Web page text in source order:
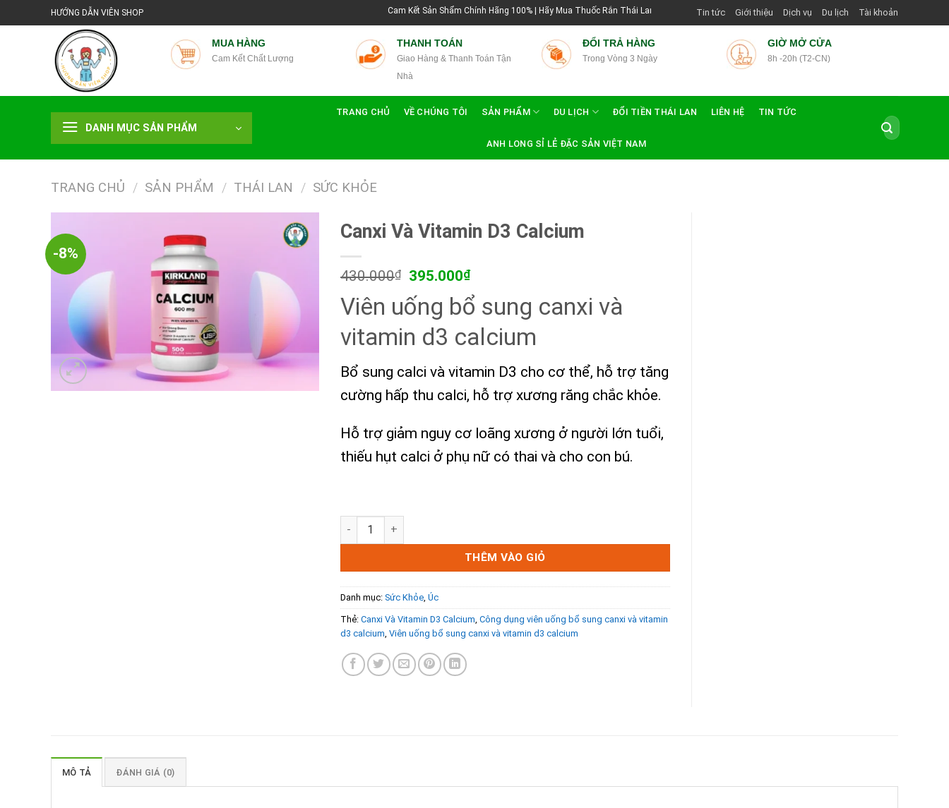
đến
HƯỚNG DẪN VIÊN SHOP Cam Kết Sản Shẩm Chính Hãng 100% | Hãy Mua Thuốc Rắn Thái Lan Tại Hướng Dẫn Viên Shop | Với Giá Tốt Nhất
Tin tức Giới thiệu Dịch vụ Du lịch Tài khoản
MUA HÀNG
Cam Kết Chất Lượng
THANH TOÁN
Giao Hàng & Thanh Toán Tận
Nhà
ĐỔI TRẢ HÀNG
Trong Vòng 3 Ngày
GIỜ MỞ CỬA
8h -20h (T2-CN)
DANH MỤC SẢN PHẨM
TRANG CHỦ VỀ CHÚNG TÔI SẢN PHẨM DU LỊCH ĐỔI TIỀN THÁI LAN LIÊN HỆ TIN TỨC
ANH LONG SỈ LẺ ĐẶC SẢN VIỆT NAM
Tìm
kiếm:
TRANG CHỦ / SẢN PHẨM / THÁI LAN / SỨC KHỎE
-8%
Canxi Và Vitamin D3 Calcium
430.000₫
Giá
là:
430.000₫.
395.000₫Giá
hiện
tại
là:
395.000₫.
Viên uống bổ sung canxi và
vitamin d3 calcium
Bổ sung calci và vitamin D3 cho cơ thể, hỗ trợ tăng
cường hấp thu calci, hỗ trợ xương răng chắc khỏe.
Hỗ trợ giảm nguy cơ loãng xương ở người lớn tuổi,
thiếu hụt calci ở phụ nữ có thai và cho con bú.
Canxi Và Vitamin D3 Calcium số lượng
THÊM VÀO GIỎ
Danh mục: Sức Khỏe Úc
Thẻ: Canxi Và Vitamin D3 Calcium Công dụng viên uống bổ sung canxi và vitamin
d3 calcium Viên uống bổ sung canxi và vitamin d3 calcium
MÔ TẢ ĐÁNH GIÁ (0)